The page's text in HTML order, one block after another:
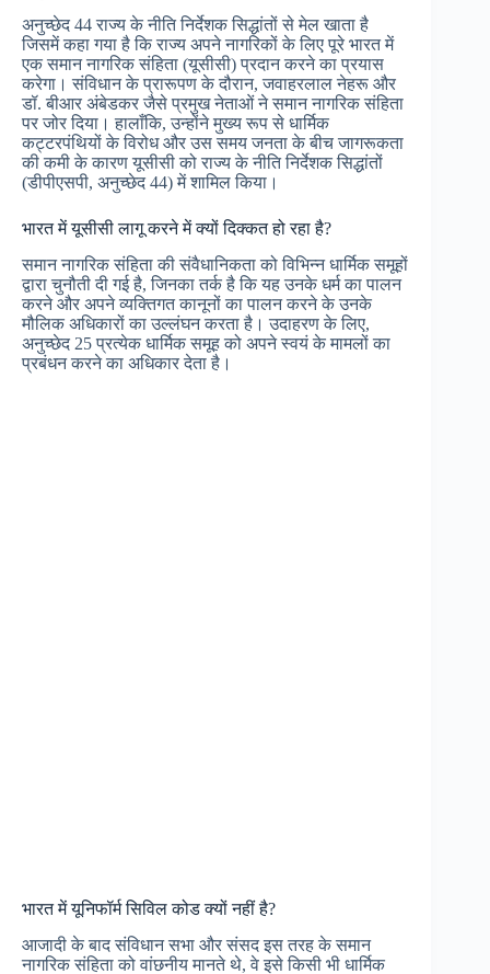
अनुच्छेद 44 राज्य के नीति निर्देशक सिद्धांतों से मेल खाता है
जिसमें कहा गया है कि राज्य अपने नागरिकों के लिए पूरे भारत में
एक समान नागरिक संहिता (यूसीसी) प्रदान करने का प्रयास
करेगा। संविधान के प्रारूपण के दौरान, जवाहरलाल नेहरू और
डॉ. बीआर अंबेडकर जैसे प्रमुख नेताओं ने समान नागरिक संहिता
पर जोर दिया। हालाँकि, उन्होंने मुख्य रूप से धार्मिक
कट्टरपंथियों के विरोध और उस समय जनता के बीच जागरूकता
की कमी के कारण यूसीसी को राज्य के नीति निर्देशक सिद्धांतों
(डीपीएसपी, अनुच्छेद 44) में शामिल किया।
भारत में यूसीसी लागू करने में क्यों दिक्कत हो रहा है?
समान नागरिक संहिता की संवैधानिकता को विभिन्न धार्मिक समूहों
द्वारा चुनौती दी गई है, जिनका तर्क है कि यह उनके धर्म का पालन
करने और अपने व्यक्तिगत कानूनों का पालन करने के उनके
मौलिक अधिकारों का उल्लंघन करता है। उदाहरण के लिए,
अनुच्छेद 25 प्रत्येक धार्मिक समूह को अपने स्वयं के मामलों का
प्रबंधन करने का अधिकार देता है।
भारत में यूनिफॉर्म सिविल कोड क्यों नहीं है?
आजादी के बाद संविधान सभा और संसद इस तरह के समान
नागरिक संहिता को वांछनीय मानते थे, वे इसे किसी भी धार्मिक